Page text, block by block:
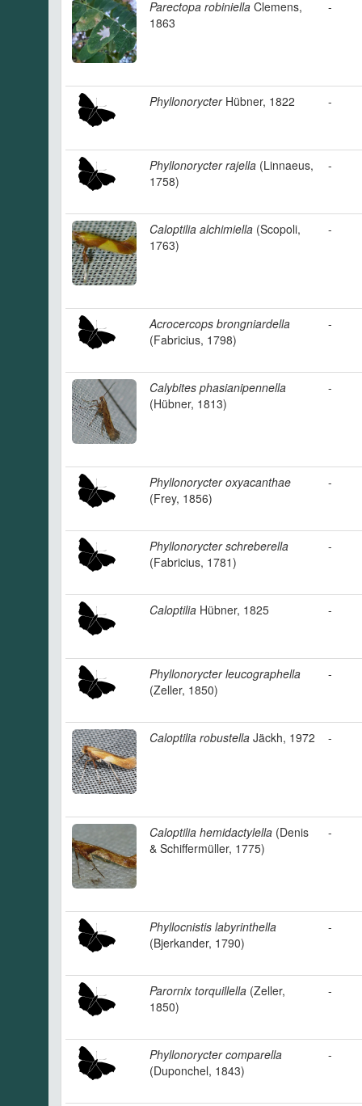
Parectopa robiniella Clemens,
1863
-
PhyllonorycterHübner, 1822 -
Phyllonorycter rajella (Linnaeus,
1758)
-
Caloptilia alchimiella (Scopoli,
1763)
-
Acrocercops brongniardella
(Fabricius, 1798)
-
Calybites phasianipennella
(Hübner, 1813)
-
Phyllonorycter oxyacanthae
(Frey, 1856)
-
Phyllonorycter schreberella
(Fabricius, 1781)
-
Caloptilia Hübner, 1825 -
Phyllonorycter leucographella
(Zeller, 1850)
-
Caloptilia robustella Jäckh, 1972 -
Caloptilia hemidactylella (Denis
& Schiffermüller, 1775)
-
Phyllocnistis labyrinthella
(Bjerkander, 1790)
-
Parornix torquillella (Zeller,
1850)
-
Phyllonorycter comparella
(Duponchel, 1843)
-